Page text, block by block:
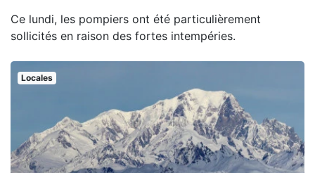
Ce lundi, les pompiers ont été particulièrement
sollicités en raison des fortes intempéries.
Locales